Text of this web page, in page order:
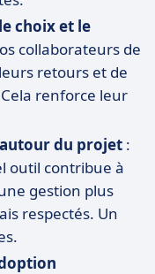
choix et le
collaborateurs de
retours et de
renforce leur
du projet :
outil contribue à
gestion plus
respectés. Un